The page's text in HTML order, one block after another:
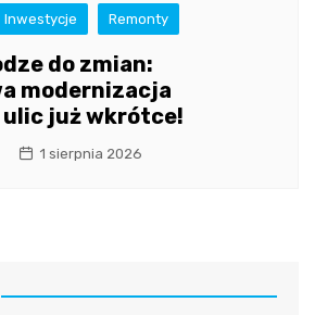
Inwestycje Remonty
do zmian:
modernizacja
już wkrótce!
1 sierpnia 2026